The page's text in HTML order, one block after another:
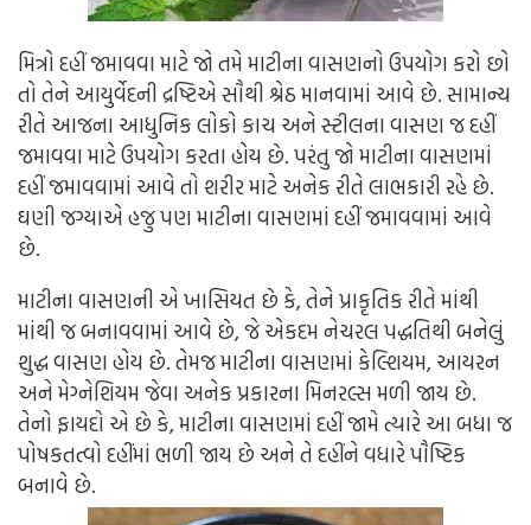
મિત્રો દહીં જમાવવા માટે જો તમે માટીના વાસણનો ઉપયોગ કરો છો
તો તેને આયુર્વેદની દ્રષ્ટિએ સૌથી શ્રેઠ માનવામાં આવે છે. સામાન્ય
રીતે આજના આધુનિક લોકો કાચ અને સ્ટીલના વાસણ જ દહીં
જમાવવા માટે ઉપયોગ કરતા હોય છે. પરંતુ જો માટીના વાસણમાં
દહીં જમાવવામાં આવે તો શરીર માટે અનેક રીતે લાભકારી રહે છે.
ઘણી જગ્યાએ હજુ પણ માટીના વાસણમાં દહીં જમાવવામાં આવે
છે.
માટીના વાસણની એ ખાસિયત છે કે, તેને પ્રાકૃતિક રીતે માંથી
માંથી જ બનાવવામાં આવે છે, જે એકદમ નેચરલ પદ્ધતિથી બનેલું
શુદ્ધ વાસણ હોય છે. તેમજ માટીના વાસણમાં કેલ્શિયમ, આયરન
અને મેગ્નેશિયમ જેવા અનેક પ્રકારના મિનરલ્સ મળી જાય છે.
તેનો ફાયદો એ છે કે, માટીના વાસણમાં દહીં જામે ત્યારે આ બધા જ
પોષકતત્વો દહીંમાં ભળી જાય છે અને તે દહીંને વધારે પૌષ્ટિક
બનાવે છે.